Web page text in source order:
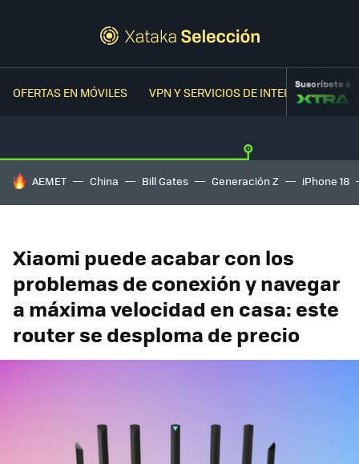
OFERTAS EN MÓVILES VPN Y SERVICIOS DE INTERNETSuscríbete a
HOY SE HABLA DE
AEMET China Bill Gates Generación Z iPhone 18
Xiaomi puede acabar con los
problemas de conexión y navegar
a máxima velocidad en casa: este
router se desploma de precio